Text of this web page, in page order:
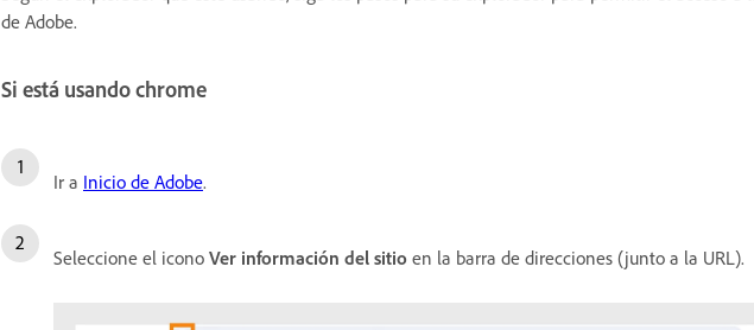
de Adobe.
Si está usando chrome
Ir a Inicio de Adobe.
Seleccione el icono Ver información del sitio en la barra de direcciones (junto a la URL).